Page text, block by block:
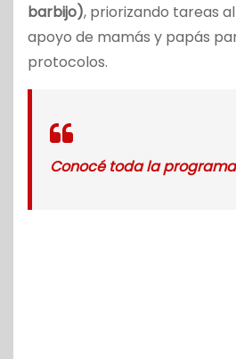
barbijo), priorizando tareas
apoyo de mamás y papás
protocolos.
Conocé toda la